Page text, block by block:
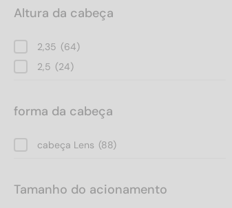
90 (4)
100
(4)
200 (4)
250
Altura da cabeça
2,35 (64)
2,5 (24)
forma da cabeça
cabeça Lens (88)
Tamanho do acionamento